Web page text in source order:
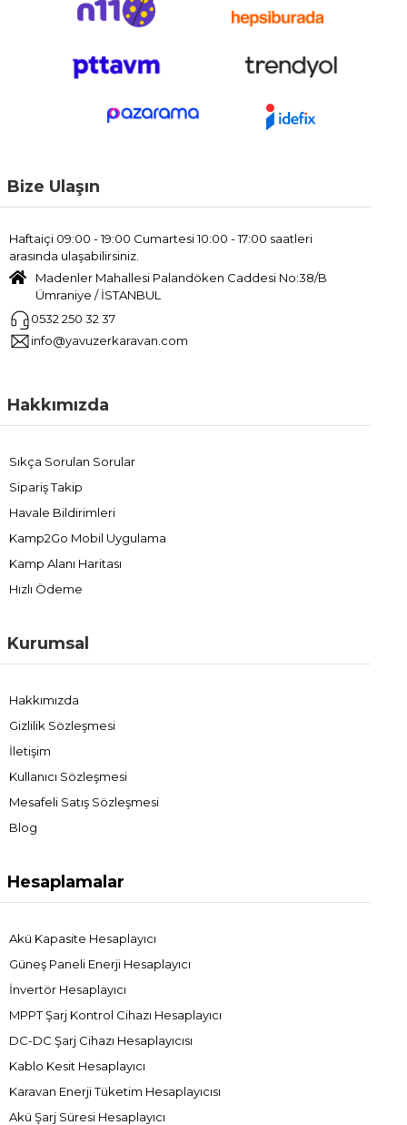
Bize Ulaşın
Haftaiçi 09:00 - 19:00 Cumartesi 10:00 - 17:00 saatleri
arasında ulaşabilirsiniz.
Madenler Mahallesi Palandöken Caddesi No:38/B
Ümraniye / İSTANBUL
0532 250 32 37
info@yavuzerkaravan.com
Hakkımızda
Sıkça Sorulan Sorular
Sipariş Takip
Havale Bildirimleri
Kamp2Go Mobil Uygulama
Kamp Alanı Haritası
Hızlı Ödeme
Kurumsal
Hakkımızda
Gizlilik Sözleşmesi
İletişim
Kullanıcı Sözleşmesi
Mesafeli Satış Sözleşmesi
Blog
Hesaplamalar
Akü Kapasite Hesaplayıcı
Güneş Paneli Enerji Hesaplayıcı
İnvertör Hesaplayıcı
MPPT Şarj Kontrol Cihazı Hesaplayıcı
DC-DC Şarj Cihazı Hesaplayıcısı
Kablo Kesit Hesaplayıcı
Karavan Enerji Tüketim Hesaplayıcısı
Akü Şarj Süresi Hesaplayıcı